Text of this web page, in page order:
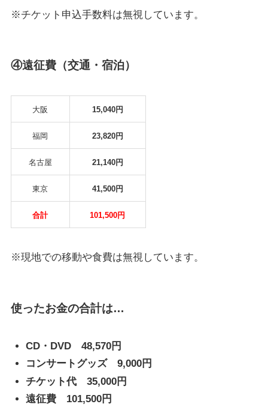
※チケット申込手数料は無視しています。
④遠征費（交通・宿泊）
大阪 15,040円
福岡 23,820円
名古屋 21,140円
東京 41,500円
合計 101,500円
※現地での移動や食費は無視しています。
使ったお金の合計は…
CD・DVD 48,570円
コンサートグッズ 9,000円
チケット代 35,000円
遠征費 101,500円